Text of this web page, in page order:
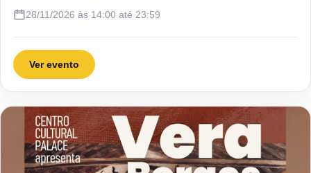
28/11/2026 às 14:00 até 23:59
Ver evento